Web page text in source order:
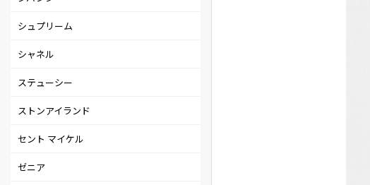
シュプリーム
シャネル
ステューシー
ストンアイランド
セント マイケル
ゼニア